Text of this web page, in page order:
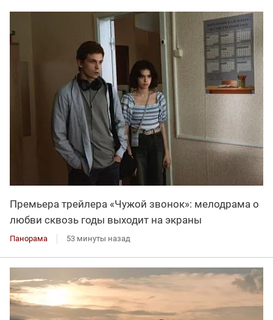
Премьера трейлера «Чужой звонок»: мелодрама о
любви сквозь годы выходит на экраны
Панорама 53 минуты назад